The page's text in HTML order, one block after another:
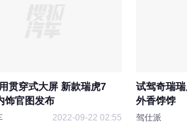
贯穿式大屏 新款瑞虎7
饰官图发布
2022-09-22 02:55
试驾奇瑞
外香饽饽
驾仕派